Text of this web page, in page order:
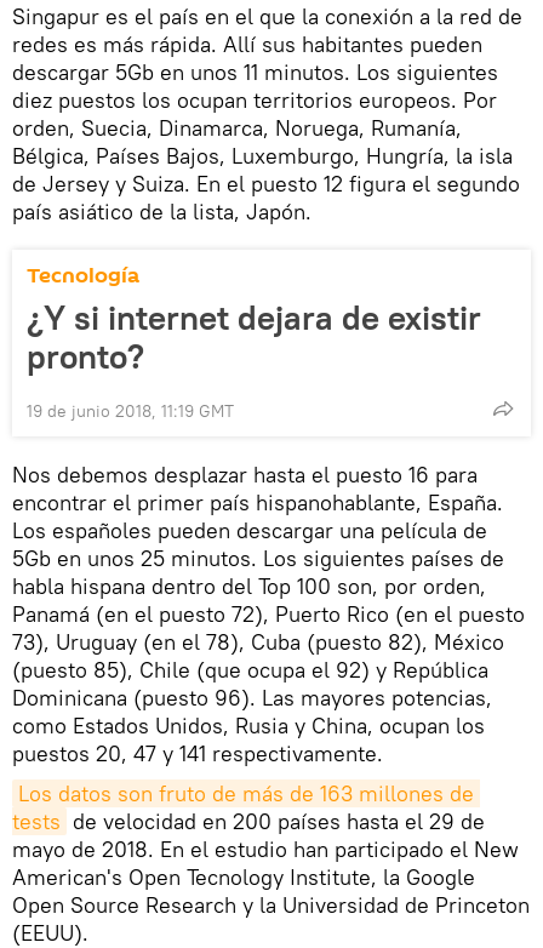
Singapur es el país en el que la conexión a la red de
redes es más rápida. Allí sus habitantes pueden
descargar 5Gb en unos 11 minutos. Los siguientes
diez puestos los ocupan territorios europeos. Por
orden, Suecia, Dinamarca, Noruega, Rumanía,
Bélgica, Países Bajos, Luxemburgo, Hungría, la isla
de Jersey y Suiza. En el puesto 12 figura el segundo
país asiático de la lista, Japón.
Tecnología
¿Y si internet dejara de existir
pronto?
19 de junio 2018, 11:19 GMT
Nos debemos desplazar hasta el puesto 16 para
encontrar el primer país hispanohablante, España.
Los españoles pueden descargar una película de
5Gb en unos 25 minutos. Los siguientes países de
habla hispana dentro del Top 100 son, por orden,
Panamá (en el puesto 72), Puerto Rico (en el puesto
73), Uruguay (en el 78), Cuba (puesto 82), México
(puesto 85), Chile (que ocupa el 92) y República
Dominicana (puesto 96). Las mayores potencias,
como Estados Unidos, Rusia y China, ocupan los
puestos 20, 47 y 141 respectivamente.
Los datos son fruto de más de 163 millones de
tests de velocidad en 200 países hasta el 29 de
mayo de 2018. En el estudio han participado el New
American's Open Tecnology Institute, la Google
Open Source Research y la Universidad de Princeton
(EEUU).